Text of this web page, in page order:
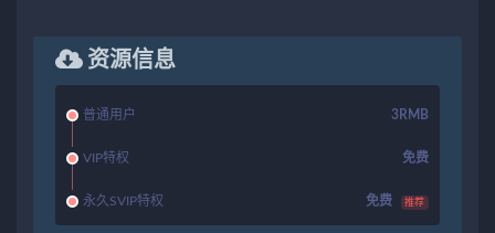
资源信息
普通用户 3RMB
VIP特权 免费
永久SVIP特权 免费 推荐